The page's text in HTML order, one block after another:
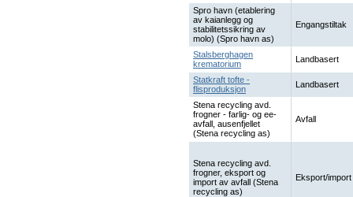
Spro havn (etablering
av kaianlegg og
stabilitetssikring av
molo) (Spro havn as)
Engangstiltak
Stalsberghagen
krematorium
Landbasert
Statkraft tofte -
flisproduksjon
Landbasert
Stena recycling avd.
frogner - farlig- og ee-
avfall, ausenfjellet
(Stena recycling as)
Avfall
Stena recycling avd.
frogner, eksport og
import av avfall (Stena
recycling as)
Eksport/import